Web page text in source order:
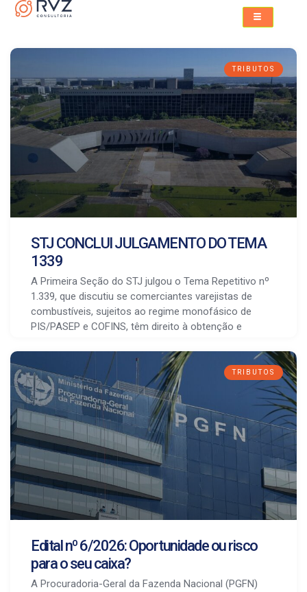
TRIBUTOS
STJ CONCLUI JULGAMENTO DO TEMA
1339
A Primeira Seção do STJ julgou o Tema Repetitivo nº
1.339, que discutiu se comerciantes varejistas de
combustíveis, sujeitos ao regime monofásico de
PIS/PASEP e COFINS, têm direito à obtenção e
TRIBUTOS
Edital nº 6/2026: Oportunidade ou risco
para o seu caixa?
A Procuradoria-Geral da Fazenda Nacional (PGFN)